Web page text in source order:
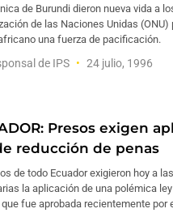
de Burundi dieron nueva vida a
de las Naciones Unidas (ONU)
una fuerza de pacificación.
de IPS 24 julio, 1996
Presos exigen
reducción de penas
de todo Ecuador exigieron hoy a
la aplicación de una polémica
que fue aprobada recientemente por